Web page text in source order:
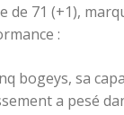
71 (+1),
:
bogeys, sa
a pesé